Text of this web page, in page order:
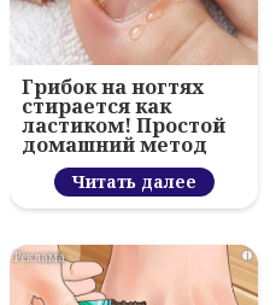
Грибок на ногтях
стирается как
ластиком! Простой
домашний метод
Читать далее
i